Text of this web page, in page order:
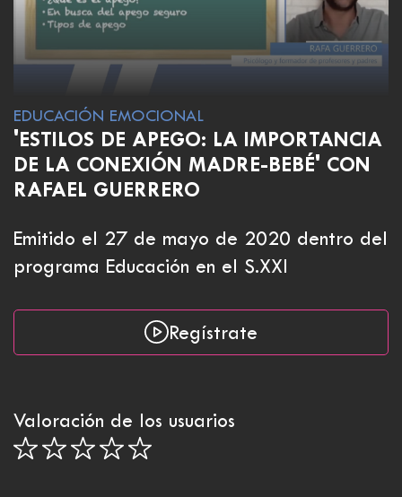
EDUCACIÓN EMOCIONAL
'ESTILOS DE APEGO: LA IMPORTANCIA
DE LA CONEXIÓN MADRE-BEBÉ' CON
RAFAEL GUERRERO
Emitido el 27 de mayo de 2020 dentro del
programa Educación en el S.XXI
Regístrate
Valoración de los usuarios